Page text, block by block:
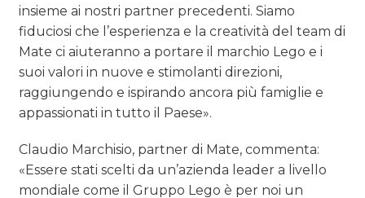
insieme ai nostri partner precedenti. Siamo
fiduciosi che l’esperienza e la creatività del team di
Mate ci aiuteranno a portare il marchio Lego e i
suoi valori in nuove e stimolanti direzioni,
raggiungendo e ispirando ancora più famiglie e
appassionati in tutto il Paese».
Claudio Marchisio, partner di Mate, commenta:
«Essere stati scelti da un’azienda leader a livello
mondiale come il Gruppo Lego è per noi un